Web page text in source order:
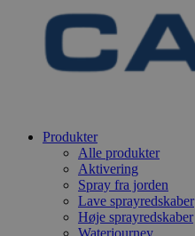
Produkter
Alle produkter
Aktivering
Spray fra jorden
Lave sprayredskaber
Høje sprayredskaber
Waterjourney